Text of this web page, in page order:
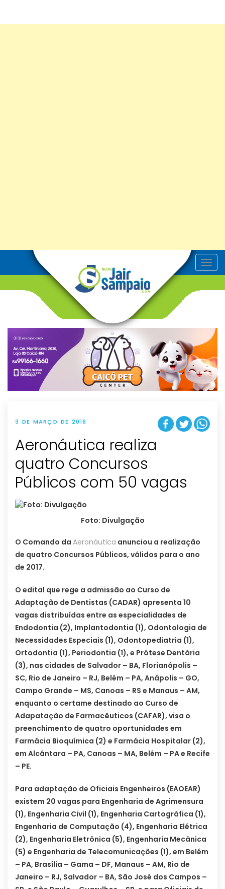
T
o
v
g
t
i
o
n
3 DE MARÇO DE 2016
Aeronáutica realiza
quatro Concursos
Públicos com 50 vagas
Foto: Divulgação
O Comando da Aeronáutica anunciou a realização
de quatro Concursos Públicos, válidos para o ano
de 2017.
O edital que rege a admissão ao Curso de
Adaptação de Dentistas (CADAR) apresenta 10
vagas distribuídas entre as especialidades de
Endodontia (2), Implantodontia (1), Odontologia de
Necessidades Especiais (1), Odontopediatria (1),
Ortodontia (1), Periodontia (1), e Prótese Dentária
(3), nas cidades de Salvador – BA, Florianópolis –
SC, Rio de Janeiro – RJ, Belém – PA, Anápolis – GO,
Campo Grande – MS, Canoas – RS e Manaus – AM,
enquanto o certame destinado ao Curso de
Adapatação de Farmacêuticos (CAFAR), visa o
preenchimento de quatro oportunidades em
Farmácia Bioquímica (2) e Farmácia Hospitalar (2),
em Alcântara – PA, Canoas – MA, Belém – PA e Recife
– PE.
Para adaptação de Oficiais Engenheiros (EAOEAR)
existem 20 vagas para Engenharia de Agrimensura
(1), Engenharia Civil (1), Engenharia Cartográfica (1),
Engenharia de Computação (4), Engenharia Elétrica
(2), Engenharia Eletrônica (5), Engenharia Mecânica
(5) e Engenharia de Telecomunicações (1), em Belém
– PA, Brasília – Gama – DF, Manaus – AM, Rio de
Janeiro – RJ, Salvador – BA, São José dos Campos –